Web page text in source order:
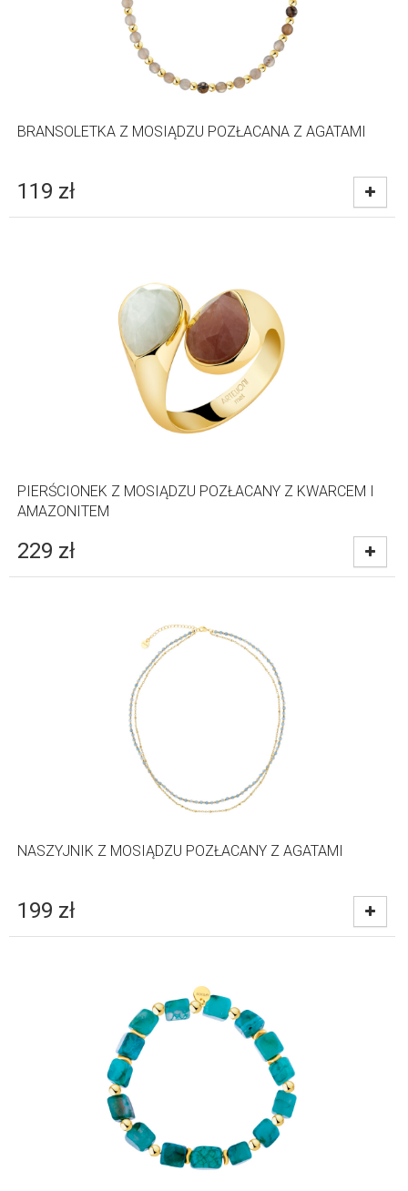
BRANSOLETKA Z MOSIĄDZU POZŁACANA Z AGATAMI
119 zł
PIERŚCIONEK Z MOSIĄDZU POZŁACANY Z KWARCEM I
AMAZONITEM
229 zł
NASZYJNIK Z MOSIĄDZU POZŁACANY Z AGATAMI
199 zł